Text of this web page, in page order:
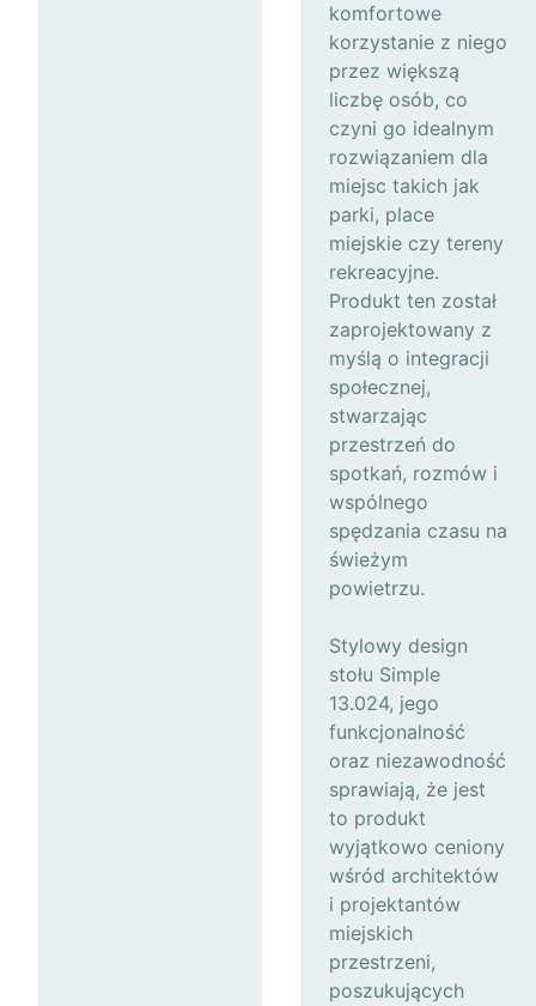
komfortowe
korzystanie z niego
przez większą
liczbę osób, co
czyni go idealnym
rozwiązaniem dla
miejsc takich jak
parki, place
miejskie czy tereny
rekreacyjne.
Produkt ten został
zaprojektowany z
myślą o integracji
społecznej,
stwarzając
przestrzeń do
spotkań, rozmów i
wspólnego
spędzania czasu na
świeżym
powietrzu.
Stylowy design
stołu Simple
13.024, jego
funkcjonalność
oraz niezawodność
sprawiają, że jest
to produkt
wyjątkowo ceniony
wśród architektów
i projektantów
miejskich
przestrzeni,
poszukujących